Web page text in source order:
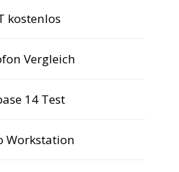
kostenlos
Vergleich
14 Test
Workstation